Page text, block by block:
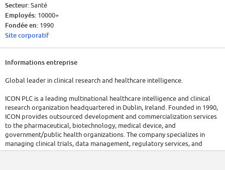
Secteur:Santé
Employés: 10000+
Fondée en: 1990
Site corporatif
Informations entreprise
Global leader in clinical research and healthcare intelligence.
ICON PLC is a leading multinational healthcare intelligence and clinical
research organization headquartered in Dublin, Ireland. Founded in 1990,
ICON provides outsourced development and commercialization services
to the pharmaceutical, biotechnology, medical device, and
government/public health organizations. The company specializes in
managing clinical trials, data management, regulatory services, and
central laboratory services, supporting the development of new drugs